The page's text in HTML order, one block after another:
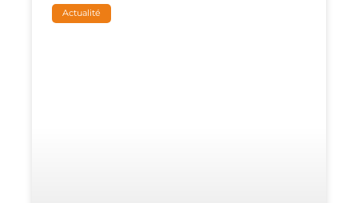
Actualité